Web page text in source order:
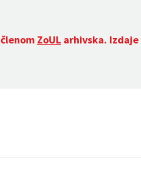
ZoUL arhivska.